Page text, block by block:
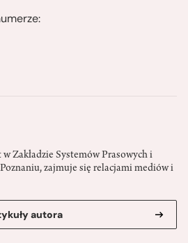
Zakładzie Systemów Prasowych i
zajmuje się relacjami mediów i
autora